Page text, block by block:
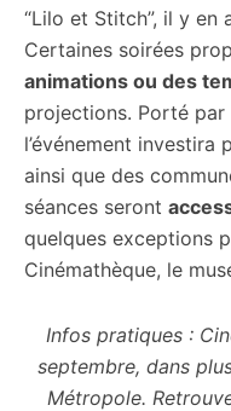
“Lilo et Stitch”, il y en
Certaines soirées
animations ou des
projections. Porté par
l’événement investira
ainsi que des
séances seront
quelques exceptions
Cinémathèque, le
Infos pratiques :
septembre, dans
Métropole.